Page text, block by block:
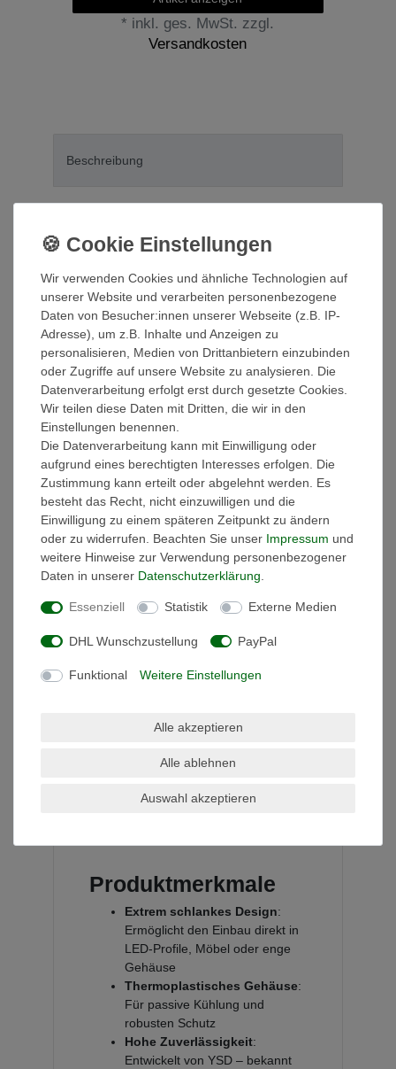
* inkl. ges. MwSt. zzgl.
Versandkosten
Beschreibung
Betriebsanleitung/Warnhinweise
Weitere Details
Informationen zur Produktsicherheit
LED-SLIM
Netzteile 24V –
WUG Serie (60W /
100W / 200W)
Hochwertige, schlanke Netzteile für
LED-Streifen und
Serie sind professionelle
Lichtleisten und andere elektronische
Sie überzeugen durch ihre kompakte
moderne Schutzmechanismen – ideal
Innenbereich, Möbelbau oder
Produktmerkmale
Extrem schlankes Design:
Ermöglicht den Einbau direkt in
LED-Profile, Möbel oder enge
Gehäuse
Thermoplastisches Gehäuse:
Für passive Kühlung und
robusten Schutz
Hohe Zuverlässigkeit:
Entwickelt von YSD – bekannt
Wir verwenden Cookies und ähnliche Technologien auf
unserer Website und verarbeiten personenbezogene
Daten von Besucher:innen unserer Webseite (z.B. IP-
Adresse), um z.B. Inhalte und Anzeigen zu
personalisieren, Medien von Drittanbietern einzubinden
oder Zugriffe auf unsere Website zu analysieren. Die
Datenverarbeitung erfolgt erst durch gesetzte Cookies.
Wir teilen diese Daten mit Dritten, die wir in den
Einstellungen benennen.
Die Datenverarbeitung kann mit Einwilligung oder
aufgrund eines berechtigten Interesses erfolgen. Die
Zustimmung kann erteilt oder abgelehnt werden. Es
besteht das Recht, nicht einzuwilligen und die
Einwilligung zu einem späteren Zeitpunkt zu ändern
oder zu widerrufen. Beachten Sie unser Impressum und
weitere Hinweise zur Verwendung personenbezogener
Daten in unserer Daten­schutz­erklärung
Essenziell Statistik Externe Medien
DHL Wunschzustellung PayPal
Funktional Weitere Einstellungen
Alle akzeptieren
Alle ablehnen
Auswahl akzeptieren